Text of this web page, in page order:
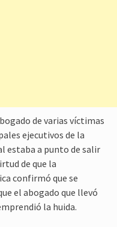
de varias víctimas
ejecutivos de la
estaba a punto de salir
de que la
confirmó que se
el abogado que llevó
la huida.